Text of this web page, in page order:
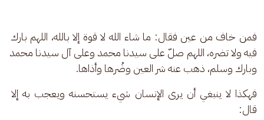
فمن خاف من عين فقال: ما شاء الله لا قوة إلا بالله، اللهم بارك
فيه ولا تضره، اللهم صلّ على سيدنا محمد وعلى آل سيدنا محمد
وبارك وسلم، ذهب عنه شر العين وضُرها وأذاها.
فهكذا لا ينبغي أن يرى الإنسان شيء يستحسنه ويعجب به إلا
قال: